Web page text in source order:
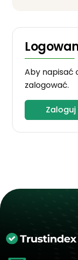
Aby napisać
zalogować.
Zaloguj